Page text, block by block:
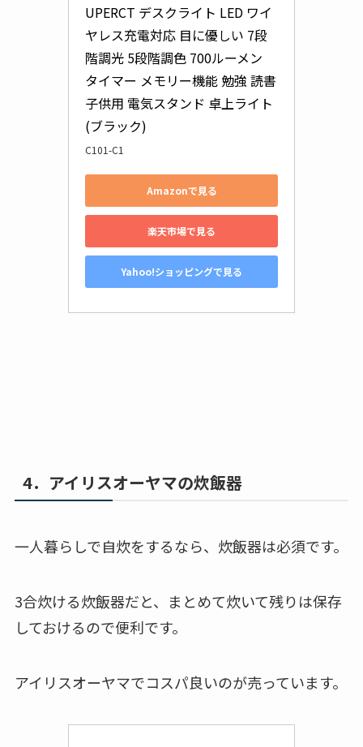
UPERCT デスクライト LED ワイ
ヤレス充電対応 目に優しい 7段
階調光 5段階調色 700ルーメン
タイマー メモリー機能 勉強 読書
子供用 電気スタンド 卓上ライト
(ブラック)
C101-C1
Amazonで見る
楽天市場で見る
Yahoo!ショッピングで見る
4．アイリスオーヤマの炊飯器
一人暮らしで自炊をするなら、炊飯器は必須です。
3合炊ける炊飯器だと、まとめて炊いて残りは保存
しておけるので便利です。
アイリスオーヤマでコスパ良いのが売っています。